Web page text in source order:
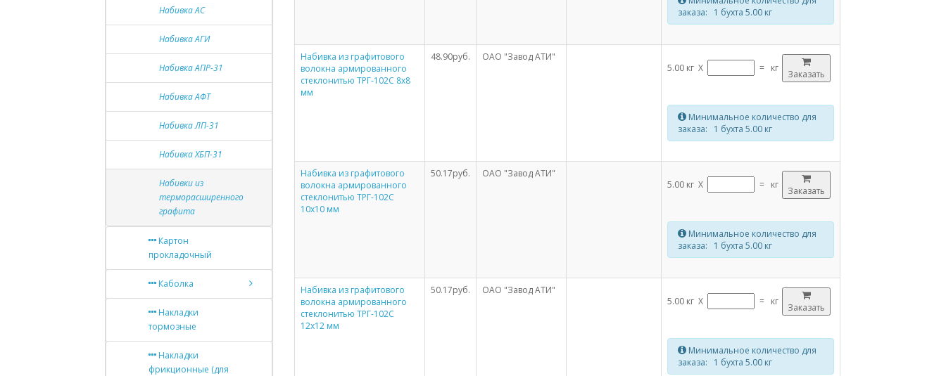
Набивка АС
Набивка АГИ
Набивка АПР-31
Набивка АФТ
Набивка ЛП-31
Набивка ХБП-31
Набивки из
терморасширенного
графита
Картон
прокладочный
Каболка
Накладки
тормозные
Накладки
фрикционные (для
заказа: 1 бухта 5.00 кг
Набивка из графитового
волокна армированного
стеклонитью ТРГ-102С 8х8
мм
48.90руб.
ОАО "Завод АТИ"
5.00 кг X
= кг
Заказать
Минимальное количество для
заказа: 1 бухта 5.00 кг
Набивка из графитового
волокна армированного
стеклонитью ТРГ-102С
10х10 мм
50.17руб.
ОАО "Завод АТИ"
5.00 кг X
= кг
Заказать
Минимальное количество для
заказа: 1 бухта 5.00 кг
Набивка из графитового
волокна армированного
стеклонитью ТРГ-102С
12х12 мм
50.17руб.
ОАО "Завод АТИ"
5.00 кг X
= кг
Заказать
Минимальное количество для
заказа: 1 бухта 5.00 кг